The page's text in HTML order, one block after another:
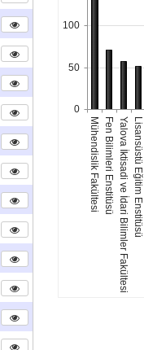
Mühendislik FakültesiFen Bilimleri EnstitüsüYalova İktisadi ve İdari Bilimler FakültesiLisansüstü Eğitim Enstitüsü
0
50
100